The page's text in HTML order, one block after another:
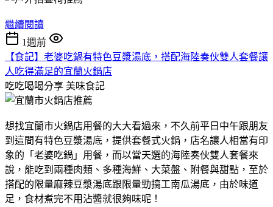
繼續閱讀
1週前
【食記】老婆吃鍋有特色豆漿湯底，搭配海陸奏伙雙人套餐讓
人吃得滿足的宜蘭火鍋店
吃吃喝喝分享 美味食記
想找宜蘭市火鍋店用餐的大大看過來，不久前平日中午跟朋友
到這間有特色豆漿湯底，提供套餐式火鍋，店名讓人相當有印
象的「老婆吃鍋」用餐，而以當天選的海陸奏伙雙人套餐來
說，能吃到兩種肉類、多種海鮮、大菜盤、附餐與甜點，至於
搭配的限量麻辣豆漿湯底跟限量勁搞工南瓜湯底，由於味道
足，食材煮完不用沾醬就很夠味呢！